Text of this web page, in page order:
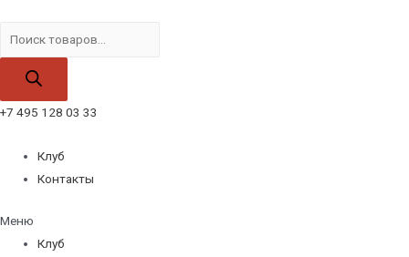
товаров
+7 495 128 03 33
Клуб
Контакты
Меню
Клуб